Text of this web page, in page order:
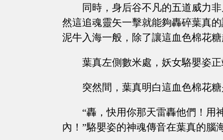
同時，身后谷不凡的五道威力
然這追魂靈矢一擊就能夠轟碎葉真
泥牛入海一般，除了讓這血色棉花
葉真左側數米處，妖女駱嬰姿
突然間，葉真明白這血色棉花
“轟，快用你那天雷轟他們！用
內！”駱嬰姿的神魂傳音在葉真的腦